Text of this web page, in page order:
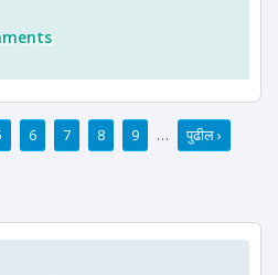
समन्वय समिती
6 7 8 9 … पुढील ›